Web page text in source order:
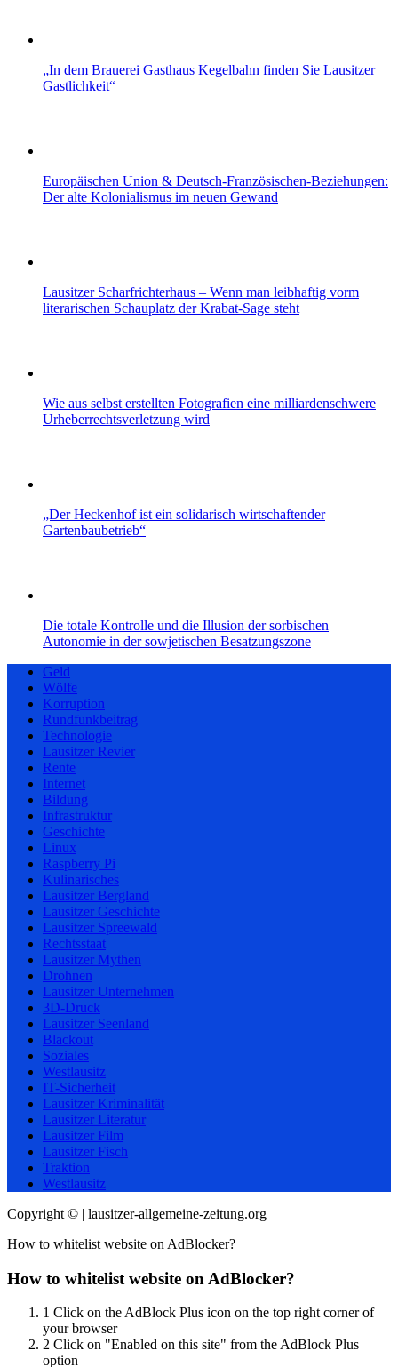
„In dem Brauerei Gasthaus Kegelbahn finden Sie Lausitzer
Gastlichkeit“
Europäischen Union & Deutsch-Französischen-Beziehungen:
Der alte Kolonialismus im neuen Gewand
Lausitzer Scharfrichterhaus – Wenn man leibhaftig vorm
literarischen Schauplatz der Krabat-Sage steht
Wie aus selbst erstellten Fotografien eine milliardenschwere
Urheberrechtsverletzung wird
„Der Heckenhof ist ein solidarisch wirtschaftender
Gartenbaubetrieb“
Die totale Kontrolle und die Illusion der sorbischen
Autonomie in der sowjetischen Besatzungszone
Geld
Wölfe
Korruption
Rundfunkbeitrag
Technologie
Lausitzer Revier
Rente
Internet
Bildung
Infrastruktur
Geschichte
Linux
Raspberry Pi
Kulinarisches
Lausitzer Bergland
Lausitzer Geschichte
Lausitzer Spreewald
Rechtsstaat
Lausitzer Mythen
Drohnen
Lausitzer Unternehmen
3D-Druck
Lausitzer Seenland
Blackout
Soziales
Westlausitz
IT-Sicherheit
Lausitzer Kriminalität
Lausitzer Literatur
Lausitzer Film
Lausitzer Fisch
Traktion
Westlausitz
Copyright © | lausitzer-allgemeine-zeitung.org
How to whitelist website on AdBlocker?
How to whitelist website on AdBlocker?
1 Click on the AdBlock Plus icon on the top right corner of
your browser
2 Click on "Enabled on this site" from the AdBlock Plus
option